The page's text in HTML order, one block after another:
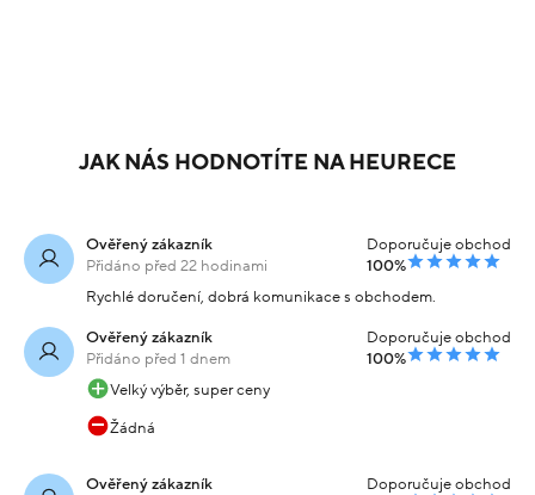
JAK NÁS HODNOTÍTE NA HEURECE
Ověřený zákazník
Přidáno před 22 hodinami
Doporučuje obchod
100%
Rychlé doručení, dobrá komunikace s obchodem.
Ověřený zákazník
Přidáno před 1 dnem
Doporučuje obchod
100%
Velký výběr, super ceny
Žádná
Ověřený zákazník
Doporučuje obchod